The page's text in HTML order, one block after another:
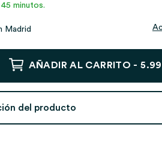
minutos.
Madrid
AÑADIR AL CARRITO -
del producto